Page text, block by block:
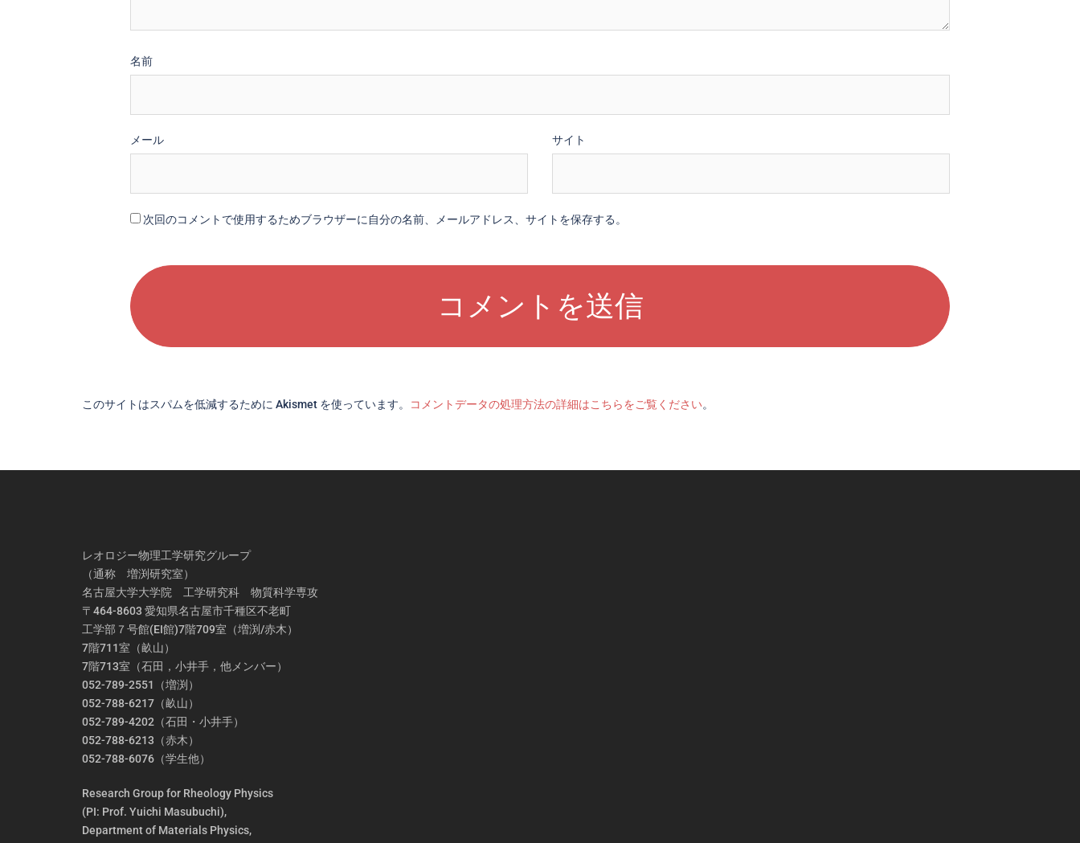
名前
メール サイト
次回のコメントで使用するためブラウザーに自分の名前、メールアドレス、サイトを保存する。
このサイトはスパムを低減するために Akismet を使っています。 コメントデータの処理方法の詳細はこちらをご覧ください。
レオロジー物理工学研究グループ
（通称 増渕研究室）
名古屋大学大学院 工学研究科 物質科学専攻
〒464-8603 愛知県名古屋市千種区不老町
工学部７号館(EI館)7階709室（増渕/赤木）
7階711室（畝山）
7階713室（石田，小井手，他メンバー）
052-789-2551（増渕）
052-788-6217（畝山）
052-789-4202（石田・小井手）
052-788-6213（赤木）
052-788-6076（学生他）
Research Group for Rheology Physics
(PI: Prof. Yuichi Masubuchi),
Department of Materials Physics,